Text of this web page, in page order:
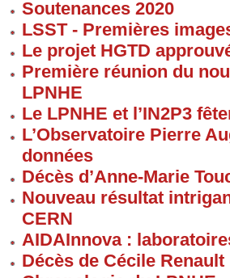
Soutenances 2020
LSST - Premières
Le projet HGTD
Première réunion du
LPNHE
Le LPNHE et l’IN2P3
L’Observatoire Pierre
données
Décès d’Anne-Marie
Nouveau résultat
CERN
AIDAInnova :
Décès de Cécile Renault